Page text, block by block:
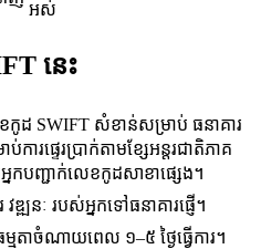
អស់
នេះ
កូដ SWIFT សំខាន់សម្រាប់ ធនាគារ
ារផ្ទេរប្រាក់តាមខ្សែអន្តរជាតិភាគ
នកបញ្ជាក់លេខកូដសាខាផ្សេង។
ឍនៈ របស់អ្នកទៅធនាគារផ្ញើ។
ធម្មតាចំណាយពេល ១–៥ ថ្ងៃធ្វើការ។